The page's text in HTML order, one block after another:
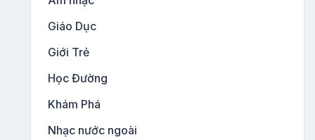
Giáo Dục
Giới Trẻ
Học Đường
Khám Phá
Nhạc nước ngoài